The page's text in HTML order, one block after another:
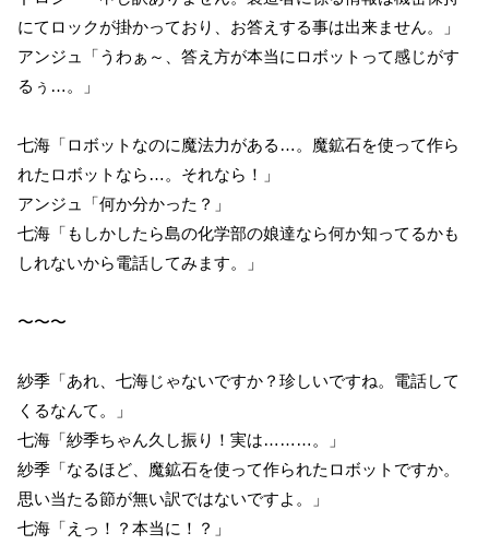
にてロックが掛かっており、お答えする事は出来ません。」
アンジュ「うわぁ～、答え方が本当にロボットって感じがす
るぅ…。」
七海「ロボットなのに魔法力がある…。魔鉱石を使って作ら
れたロボットなら…。それなら！」
アンジュ「何か分かった？」
七海「もしかしたら島の化学部の娘達なら何か知ってるかも
しれないから電話してみます。」
〜〜〜
紗季「あれ、七海じゃないですか？珍しいですね。電話して
くるなんて。」
七海「紗季ちゃん久し振り！実は………。」
紗季「なるほど、魔鉱石を使って作られたロボットですか。
思い当たる節が無い訳ではないですよ。」
七海「えっ！？本当に！？」